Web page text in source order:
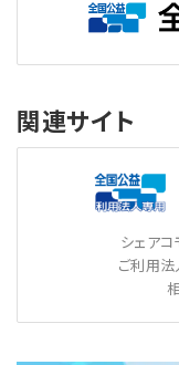
関連サイト
シェアコ
ご利用法